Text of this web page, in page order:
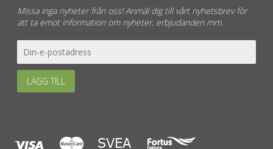
Missa inga nyheter från oss! Anmäl dig till vårt nyhetsbrev för
att ta emot information om nyheter, erbjudanden mm.
LÄGG TILL